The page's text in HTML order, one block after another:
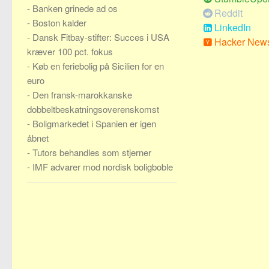
Reddit
LinkedIn
Hacker
- Banken grinede ad os
- Boston kalder
- Dansk Fitbay-stifter: Succes i USA
kræver 100 pct. fokus
- Køb en feriebolig på Sicilien for en
euro
- Den fransk-marokkanske
dobbeltbeskatningsoverenskomst
- Boligmarkedet i Spanien er igen
åbnet
-Tutors behandles som stjerner
- IMF advarer mod nordisk boligboble